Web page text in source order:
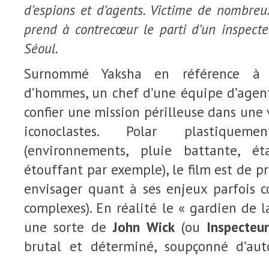
d’espions et d’agents. Victime de
prend à contrecœur le parti d’un
Séoul.
Surnommé Yaksha en référence
d’hommes, un chef d’une équipe
confier une mission périlleuse dans une
iconoclastes. Polar
(environnements, pluie battante,
étouffant par exemple), le film est de
envisager quant à ses enjeux parfois
complexes). En réalité le « gardien de
une sorte deJohn Wick(ou
brutal et déterminé, soupçonné